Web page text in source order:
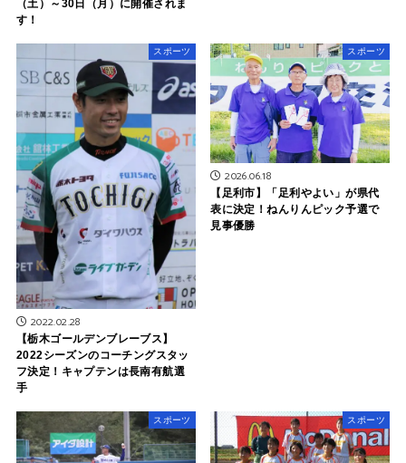
（土）～30日（月）に開催されま
す！
スポーツ
2022.02.28
【栃木ゴールデンブレーブス】
2022シーズンのコーチングスタッ
フ決定！キャプテンは長南有航選
手
スポーツ
2026.06.18
【足利市】「足利やよい」が県代
表に決定！ねんりんピック予選で
見事優勝
スポーツ スポーツ